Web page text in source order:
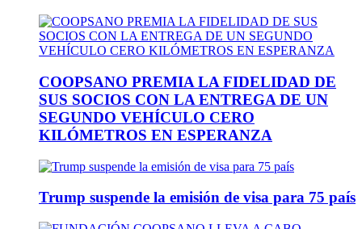
COOPSANO PREMIA LA FIDELIDAD DE
SUS SOCIOS CON LA ENTREGA DE UN
SEGUNDO VEHÍCULO CERO
KILÓMETROS EN ESPERANZA
Trump suspende la emisión de visa para 75 país